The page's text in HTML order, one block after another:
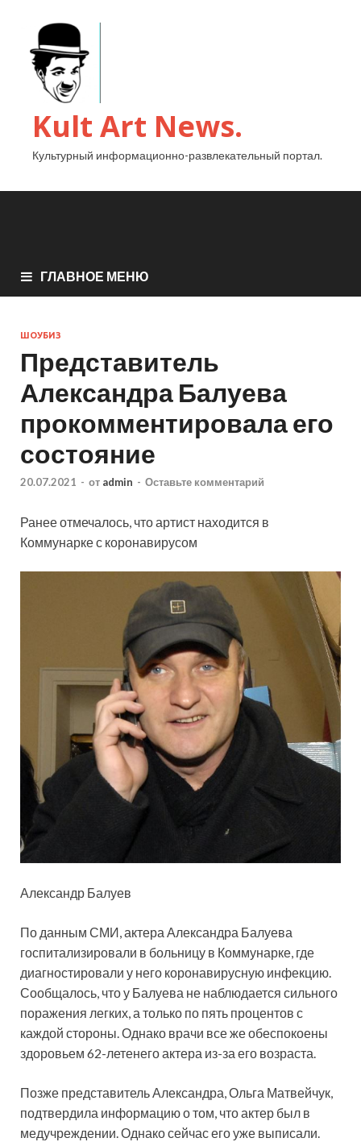
Kult Art News.
Культурный информационно-развлекательный портал.
ГЛАВНОЕ МЕНЮ
ШОУБИЗ
Представитель
Александра Балуева
прокомментировала его
состояние
20.07.2021 - от admin - Оставьте комментарий
Ранее отмечалось, что артист находится в
Коммунарке с коронавирусом
Александр Балуев
По данным СМИ, актера Александра Балуева
госпитализировали в больницу в Коммунарке, где
диагностировали у него коронавирусную инфекцию.
Сообщалось, что у Балуева не наблюдается сильного
поражения легких, а только по пять процентов с
каждой стороны. Однако врачи все же обеспокоены
здоровьем 62-летенего актера из-за его возраста.
Позже представитель Александра, Ольга Матвейчук,
подтвердила информацию о том, что актер был в
медучреждении. Однако сейчас его уже выписали.